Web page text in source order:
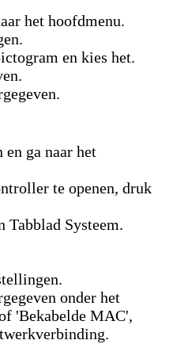
het hoofdmenu.
en kies het.
ga naar het
te openen, druk
Tabblad Systeem.
onder het
'Bekabelde MAC',